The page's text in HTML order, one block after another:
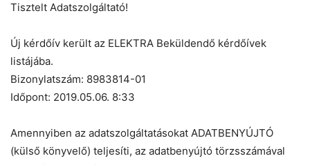
Tisztelt Adatszolgáltató!
Új kérdőív került az ELEKTRA Beküldendő kérdőívek
listájába.
Bizonylatszám: 8983814-01
Időpont: 2019.05.06. 8:33
Amennyiben az adatszolgáltatásokat ADATBENYÚJTÓ
(külső könyvelő) teljesíti, az adatbenyújtó törzsszámával